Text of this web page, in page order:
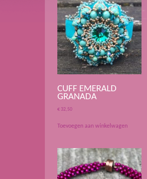
CUFF EMERALD
GRANADA
€ 32,50
Toevoegen aan winkelwagen